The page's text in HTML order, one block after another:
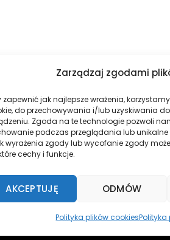
Zarządzaj zgodami
zapewnić jak najlepsze wrażenia,
do przechowywania i/lub uzyskiwania
Zgoda na te technologie pozwoli
podczas przeglądania lub unikalne
wyrażenia zgody lub wycofanie zgody
cechy i funkcje.
AKCEPTUJĘ ODMÓW
Polityka plików cookies
NARZĘDZIA ODZIEŻ OPONY DĘTKI
marek. Oferujemy szeroki zakres